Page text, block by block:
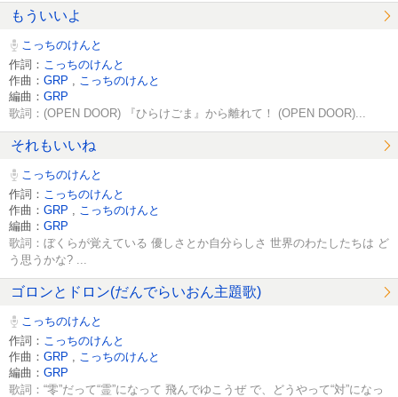
もういいよ
こっちのけんと
作詞： こっちのけんと
作曲： GRP
こっちのけんと
編曲： GRP
歌詞：(OPEN DOOR) 『ひらけごま』から離れて！ (OPEN DOOR)...
それもいいね
こっちのけんと
作詞： こっちのけんと
作曲： GRP
こっちのけんと
編曲： GRP
歌詞：ぼくらが覚えている 優しさとか自分らしさ 世界のわたしたちは ど
う思うかな? ...
ゴロンとドロン(だんでらいおん主題歌)
こっちのけんと
作詞： こっちのけんと
作曲： GRP
こっちのけんと
編曲： GRP
歌詞：“零”だって“霊”になって 飛んでゆこうぜ で、どうやって“対”になっ